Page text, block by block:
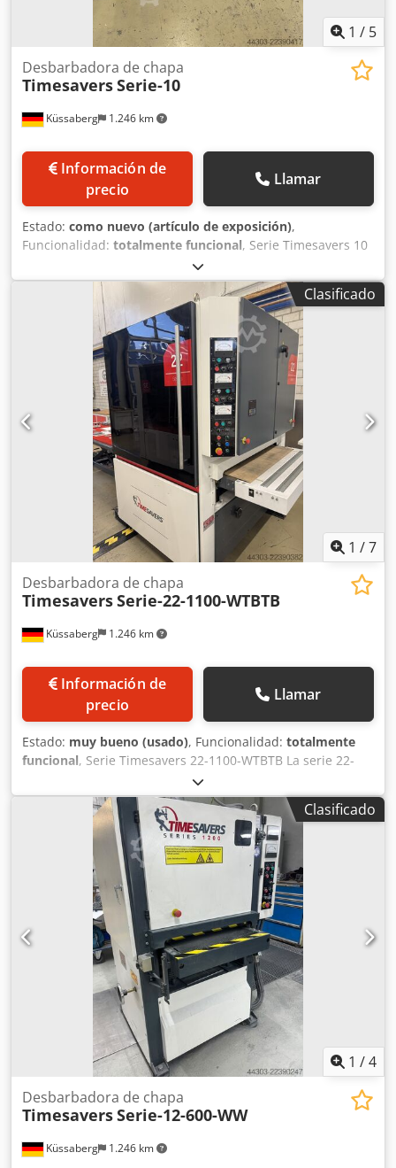
1 / 5
Küssaberg 1.246 km
Desbarbadora de chapa
TimesaversSerie-10
Información de
precio
Llamar
Estado: como nuevo (artículo de exposición),
Funcionalidad: totalmente funcional, Serie Timesavers 10
La serie 10 cuenta con un cabezal giratorio y un lateral
para el cambio rápido de un disco de lijado; con este
lateral, lijamos las rebabas y los bordes elevados. El
segundo lateral tiene un soporte para un cepillo de
láminas, que se utiliza para redondear los bordes y para el
acabado. Gracias a las diversas opciones de herramientas,
la serie 10 es una máquina versátil, ideal para el
desbarbado, el redondeo de bordes, el lijado de acabado y
la eliminación de escorias pesadas. El cabezal, que se
puede girar 180°, facilita enormemente el cambio rápido
de herramientas. La máquina está equipada con un campo
de vacío y la velocidad del motor se puede ajustar de
forma continua. La máquina es muy flexible, se suministra
con ruedas para facilitar su desplazamiento y, gracias a su
fácil manejo, es una máquina fácil de usar y accesible para
todos. Cedpfx Ageznlyvsqoha
Clasificado
1 /7
Küssaberg 1.246 km
Desbarbadora de chapa
TimesaversSerie-22-1100-WTBTB
Información de
precio
Llamar
Estado: muy bueno (usado), Funcionalidad: totalmente
funcional, Serie Timesavers 22-1100-WTBTB La serie 22-
1100-WTBTB, con un ancho de paso de 1100 mm y una
abertura de mesa de 0,8 a 100 mm, y gracias a sus 3
estaciones, es ideal para el procesamiento de piezas
cortadas con láser, punzonadas, con chorro de agua o
plasma. Con la estación de lijado con banda, se pueden
eliminar las rebabas y los bordes sobresalientes. A
continuación, con los cepillos de disco, se redondean
ligeramente los bordes. Para lograr un resultado uniforme,
hemos incorporado dos estaciones de cepillado oscilantes,
en las que los cepillos de disco giran alternativamente
hacia la izquierda y hacia la derecha. Gracias al sistema de
cambio rápido de bandas y cepillos, el reajuste de la
máquina se realiza en pocos pasos. La cinta de transporte,
así como todas las demás estaciones, tienen control de
frecuencia y, por lo tanto, se puede ajustar la velocidad de
forma continua. Chedpfsznlxrox Agqja
Clasificado
1 /4
Küssaberg 1.246 km
Desbarbadora de chapa
TimesaversSerie-12-600-WW